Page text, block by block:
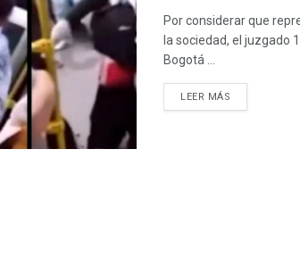
Por considerar que
la sociedad, el juzgado
Bogotá ...
LEER MÁS